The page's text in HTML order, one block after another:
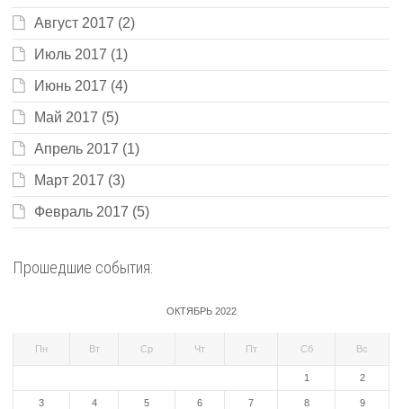
Август 2017 (2)
Июль 2017 (1)
Июнь 2017 (4)
Май 2017 (5)
Апрель 2017 (1)
Март 2017 (3)
Февраль 2017 (5)
Прошедшие события:
ОКТЯБРЬ 2022
Пн Вт Ср Чт Пт Сб Вс
1 2
3 4 5 6 7 8 9